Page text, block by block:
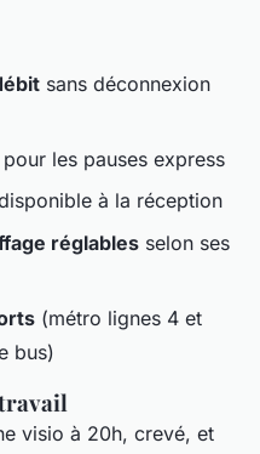
sans déconnexion
pour les pauses express
à la réception
réglables selon ses
(métro lignes 4 et
bus)
visio à 20h, crevé, et